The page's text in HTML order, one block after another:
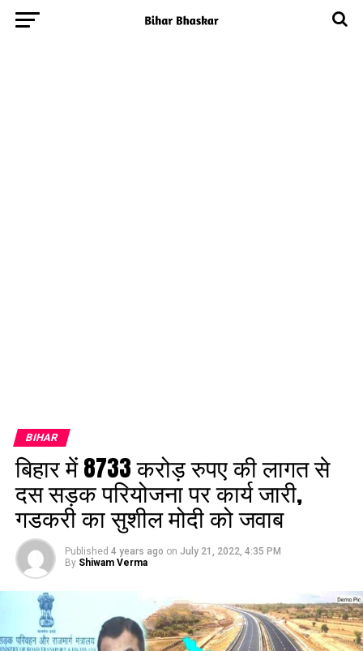
BIHAR
बिहार में 8733 करोड़ रुपए की लागत से
दस सड़क परियोजना पर कार्य जारी,
गडकरी का सुशील मोदी को जवाब
Published 4 years ago on July 21, 2022, 4:35 PM
By Shiwam Verma